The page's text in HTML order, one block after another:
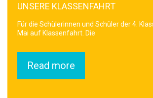
UNSERE KLASSENFAHRT
Für die Schülerinnen und Schüler der 4.
Mai auf Klassenfahrt. Die
Read more